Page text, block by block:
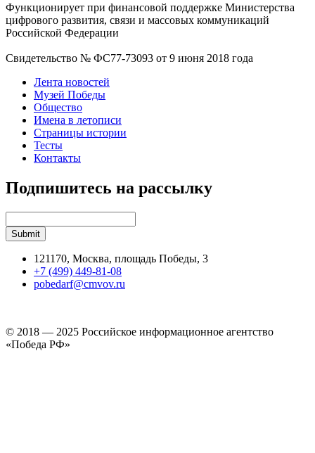
Функционирует при финансовой поддержке Министерства
цифрового развития, связи и массовых коммуникаций
Российской Федерации
Свидетельство № ФС77-73093 от 9 июня 2018 года
Лента новостей
Музей Победы
Общество
Имена в летописи
Страницы истории
Тесты
Контакты
Подпишитесь на рассылку
121170, Москва, площадь Победы, 3
+7 (499) 449-81-08
pobedarf@cmvov.ru
© 2018 — 2025 Российское информационное агентство
«Победа РФ»